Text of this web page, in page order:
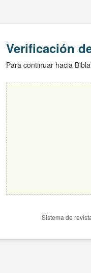
Verificación
Para continuar hacia
Sistema de